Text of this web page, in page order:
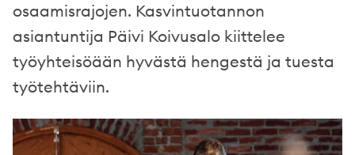
osaamisrajojen. Kasvintuotannon
asiantuntija Päivi Koivusalo kiittelee
työyhteisöään hyvästä hengestä ja tuesta
työtehtäviin.